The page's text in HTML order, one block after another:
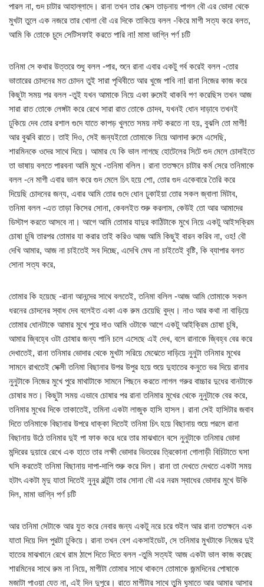
পারল না, গুদ চাটার আহাল্লাদে। রানা তখন তার সেক্স তাড়নায় পাগল বৌ এর ভোদা থেকে
মুখটা তুলে এক নজরে তার খোলা বৌ এর দিকে তাকিয়ে বলল -কিরে মাগী সত্য করে বলত,
আমি কি তোকে চুদে সেটিসফাই করতে পারি না! মামা ভাগ্নি পর্ণ চটি
তনিমা সে কথার উত্তরে শুধু বলল -পার, শুনে রানা এবার একটু গর্ব করেই বলল -তোর
ভাতারের চোদনের মত চোদন তুই সারা পৃথিবীতে আর খুজে পাবি না! রানা নিজের কাজ করে
কিছুটা সময় পর বলল -তুই যখন আমাকে নিয়ে একা রুমেই থাকবি পণ করেছিস তখন আজ
সারা রাত তোকে লেঙ্গটা করে রেখে সারা রাত তোকে চোদব, যখনই ধোন দাড়াবে তখনই
ঢুকিয়ে দেব তোর রশাল গুদে যাতে কাপড় খুলতে সময় নস্ট করতে না হয়, বুঝলি তো মাগী!
আর বুঝবি রাতে। তাই দিও, সেই জন্যইতো তোমাকে নিয়ে আলাদা রুমে এসেছি,
শারমিনকে ওদের সাথে দিয়ে। আমার যে কি ভাল লাগছে হোটেলের সিটে গুদ মেলে চোদাইতে
তা ভাষায় বলতে পারবনা আমি মুখে -তনিমা বলিল। রানা ততক্ষনে চাটার কর্ম সেরে তনিমাকে
বলল -নে মাগী এবার ভাল করে গুদ মেলে চিৎ হয়ে শো, তোর গুদ একেবারে তৈরি করে
দিয়েছি চোদনের জন্য, এবার আমি তোর গুদে ধোন ঢুকাইয়া তোর সকল জ্বালা মিটাব,
তনিমা বলল -এত তাড়া কিসের সোনা, কেবলইত শুরু করলাম, কেউই তো আর আমাদের
ডিস্টাপ করতে আসবে না। আগে আমি তোমার যাদুর কাঠিটাকে মুখে নিয়ে একটু আইসক্রিম
চোষা চুষি তারপর তোমার যা করার তাই করিও আজ আমি কিছুই বারন করিব না, ওহ! বৌ
দেখি আমার, আজ না চাইতেই সব দিচ্ছে, এদেখি মেঘ না চাইতেই বৃষ্টি, কি ব্যাপার বলত
সোনা সত্য করে,
তোমার কি হয়েছে -রানা আনন্দের সাথে বলতেই, তনিমা বলিল -আজ আমি তোমাকে সকল
ধরনের চোদনের স্বাধ দেব বলেইত একা এক রুম চেয়েছি বুদ্ধ। নাও আর কথা না বাড়িয়ে
তোমার ধোনটাকে আমার মুখে পুরে দাও আমি ওটাকে আগে একটু আইক্রিম চোষা চুষি,
আমার জ্বিহ্বে ওটা চোষার জন্য পানি চলে এসেছে এই দেখ, বলে রানাকে জ্বিহ্ব বের করে
দেখাতেই, রানা তনিমার ভোদার থেকে মুখটা সরিয়ে মেঝেতে দাড়িয়ে নুনুটা তনিমার মুখের
সামনে রাখতেই সেক্সী তনিমা বিছানার উপর উপুর হয়ে শুয়ে দুহাতের কনুতে ভর দিয়ে রানার
নুনুটাকে নিজের মুখে পুরে মাথাটাকে সামনে পিছনে করতে লাগল গরুর বাচ্চার দুধের বানটাকে
চোষার মত। কিছুটা সময় এভাবে চোষার পর রানা তনিমার মুখের থেকে নুনুটাকে বের করে,
তনিমার মুখের দিকে তাকাতেই, তমিনা একটা লাজুক হাসি হাসল। রানা সেই হাসিটার জবাব
দিতে তনিমাকে বিছানার উপরে ধাক্কা দিতেই তনিমা চিৎ হয়ে বিছানায় শুয়ে পরলে রানা
বিছানায় উঠে তনিমার দুই পা ফাক করে ধরে তার মাঝখানে বসে নুনুটাকে তনিমার ভোদা
মন্দিরের দুয়ারে রেখে এক হাতে তার লক্ষী ভোদার ভিতরের ত্রিকোনা গোলাড়ী বিচিটাতে ঘসা
ঘসি করতেই তনিমা বিছানায় দাপা-দাপি শুরু করে দিল। রানা তা দেখতে দেখতে একটা সময়
হটাৎ একটা মৃদু যাতা দিতেই নুনুর বল্টুটা তার সোনা বৌ এর নরম স্বাধের ভোদার মুখে উকি
দিল, মামা ভাগ্নি পর্ণ চটি
আর তনিমা সেটাকে আর যুত করে নেবার জন্য একটু নরে চরে শুইল আর রানা ততক্ষনে এক
যাতা দিয়ে দিল পুরটা ঢুকিয়ে। রানা তখন বেশ একসাইডেট, সে তনিমার মুখটাকে নিজের দুই
হাতের মাঝখানে রেখে রাম ঠাপে দিতে দিতে বলল -তুমি সত্যই আজ একটা ভাল কাজ করেছ
শারমিনের সাথে রুম না নিয়ে, মাগীটা তোমার সাথে থাকলে তোমাকে জন্মদিনের পোষাকে
মজাটা পাওয়া যেত না, এই দিন দুপুরে। রাতে মাগীটার সাথে তুমি ঘুমাতে আর আমার আসার